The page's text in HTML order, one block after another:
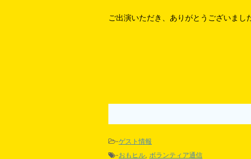
ご出演いただき、ありがとうございまし
-ゲスト情報
-おもヒル, ボランティア通信